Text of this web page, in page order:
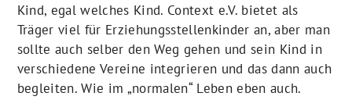
Kind, egal welches Kind. Context e.V. bietet als
Träger viel für Erziehungsstellenkinder an, aber man
sollte auch selber den Weg gehen und sein Kind in
verschiedene Vereine integrieren und das dann auch
begleiten. Wie im „normalen“ Leben eben auch.